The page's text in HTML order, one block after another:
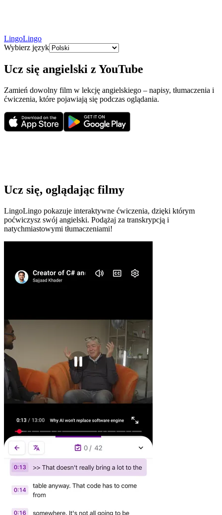
LingoLingo
Wybierz język
Ucz się angielski z YouTube
Zamień dowolny film w lekcję angielskiego – napisy, tłumaczenia i
ćwiczenia, które pojawiają się podczas oglądania.
Ucz się, oglądając filmy
LingoLingo pokazuje interaktywne ćwiczenia, dzięki którym
poćwiczysz swój angielski. Podążaj za transkrypcją i
natychmiastowymi tłumaczeniami!